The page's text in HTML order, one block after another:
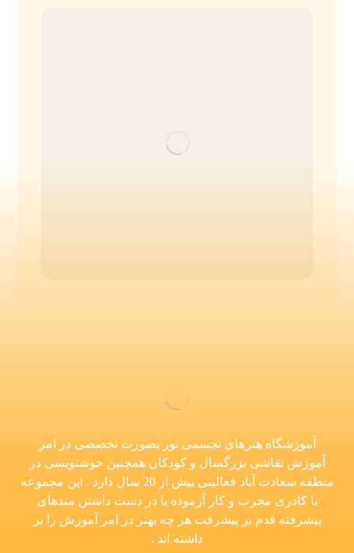
آموزشگاه هنرهای تجسمی نور بصورت تخصصی در امر
آموزش نقاشی بزرگسال و کودکان همچنین خوشنویسی در
منطقه سعادت آباد فعالیتی بیش از 20 سال دارد . این مجموعه
با کادری مجرب و کار آزموده با در دست داشتن متدهای
پیشرفته قدم بر پیشرفت هر چه بهتر در امر آموزش را بر
داشته اند .